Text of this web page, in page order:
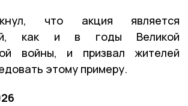
что акция является
как и в годы Великой
войны, и призвал жителей
этому примеру.